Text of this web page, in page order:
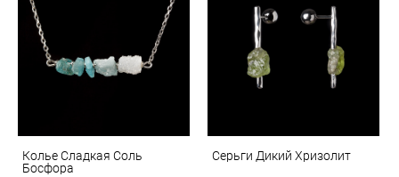
Колье Сладкая Соль
Босфора
Серьги Дикий Хризолит